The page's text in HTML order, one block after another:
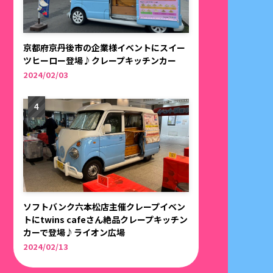
京都府京丹後市の企業様イベントにスイー
ツヒーロー登場♪クレープキッチンカー
2024/02/03
ソフトバンク六本松店主催クレープイベン
トにtwins cafeさん絶品クレープキッチン
カーで登場♪ライオン広場
2024/02/13